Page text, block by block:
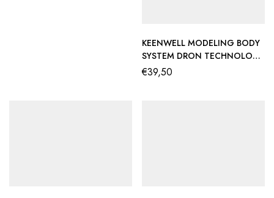
KEENWELL MODELING BODY
SYSTEM DRON TECHNOLOGY
RINKINYS NR. 3:
STANGRINANTIS SERUMAS
€39,50